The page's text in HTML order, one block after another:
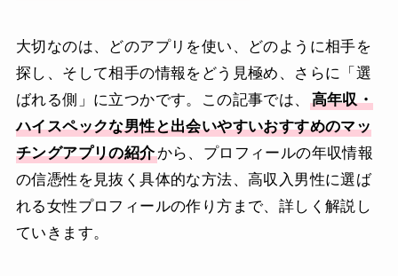
大切なのは、どのアプリを使い、どのように相手を
探し、そして相手の情報をどう見極め、さらに「選
ばれる側」に立つかです。この記事では、
高年収・
ハイスペックな男性と出会いやすいおすすめのマッ
チングアプリの紹介から、プロフィールの年収情報
の信憑性を見抜く具体的な方法、高収入男性に選ば
れる女性プロフィールの作り方まで、詳しく解説し
ていきます。